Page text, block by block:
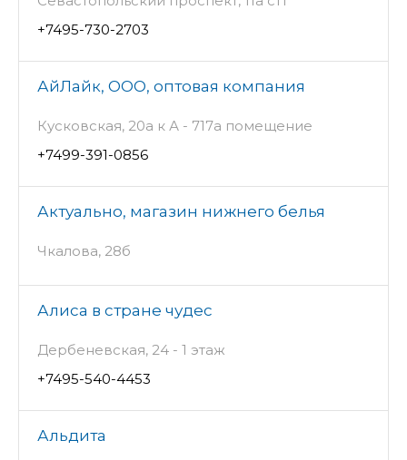
+7495-730-2703
АйЛайк, ООО, оптовая компания
Кусковская, 20а к А - 717а помещение
+7499-391-0856
Актуально, магазин нижнего белья
Чкалова, 28б
Алиса в стране чудес
Дербеневская, 24 - 1 этаж
+7495-540-4453
Альдита